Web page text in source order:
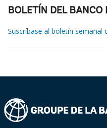
BOLETÍN DEL BANCO
Suscríbase al boletín semanal